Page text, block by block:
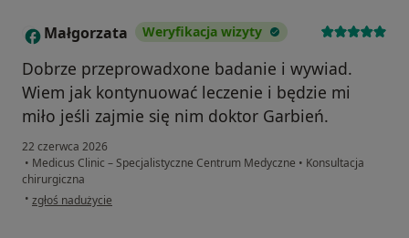
M Małgorzata Weryfikacja wizyty
Dobrze przeprowadxone badanie i wywiad.
Wiem jak kontynuować leczenie i będzie mi
miło jeśli zajmie się nim doktor Garbień.
22 czerwca 2026
• Medicus Clinic – Specjalistyczne Centrum Medyczne • Konsultacja
chirurgiczna
• w opinii użytkownika Małgorzata
zgłoś nadużycie